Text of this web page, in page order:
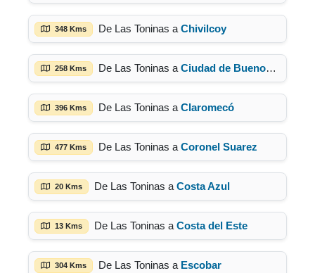
348 Kms De Las Toninas a Chivilcoy
258 Kms De Las Toninas a Ciudad de Buenos Aires
396 Kms De Las Toninas a Claromecó
477 Kms De Las Toninas a Coronel Suarez
20 Kms De Las Toninas a Costa Azul
13 Kms De Las Toninas a Costa del Este
304 Kms De Las Toninas a Escobar